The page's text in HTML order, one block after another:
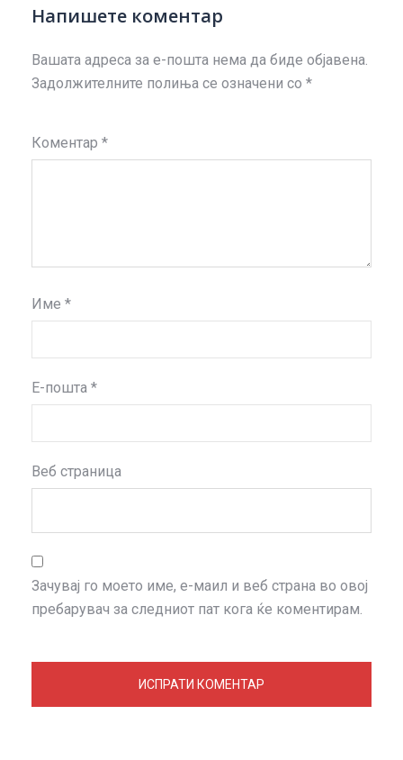
Напишете коментар
Вашата адреса за е-пошта нема да биде објавена.
Задолжителните полиња се означени со *
Коментар *
Име *
Е-пошта *
Веб страница
Зачувај го моето име, е-маил и веб страна во овој
пребарувач за следниот пат кога ќе коментирам.